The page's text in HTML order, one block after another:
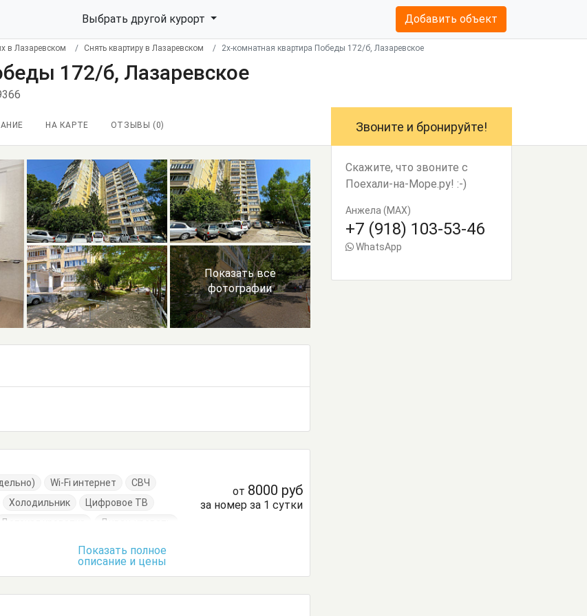
Выбрать другой курорт Добавить объект
в Лазаревском Снять квартиру в Лазаревском 2х-комнатная квартира Победы 172/б, Лазаревское
172/б, Лазаревское
НА КАРТЕ ОТЗЫВЫ ( 0)
Показать все
фотографии
Wi-Fi интернет
СВЧ
Холодильник
Цифровое ТВ
Детская кроватка
Диван-кровать
Обеденный стол
от 8000 руб
за номер за 1 сутки
Показать полное
описание и цены
Звоните и бронируйте!
Скажите, что звоните с
Поехали-на-Море.ру! :-)
Анжела (MAX)
+7 (918) 103-53-46
WhatsApp